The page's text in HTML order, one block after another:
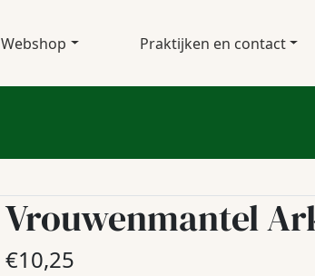
Webshop Praktijken en contact
Vrouwenmantel
€10,25